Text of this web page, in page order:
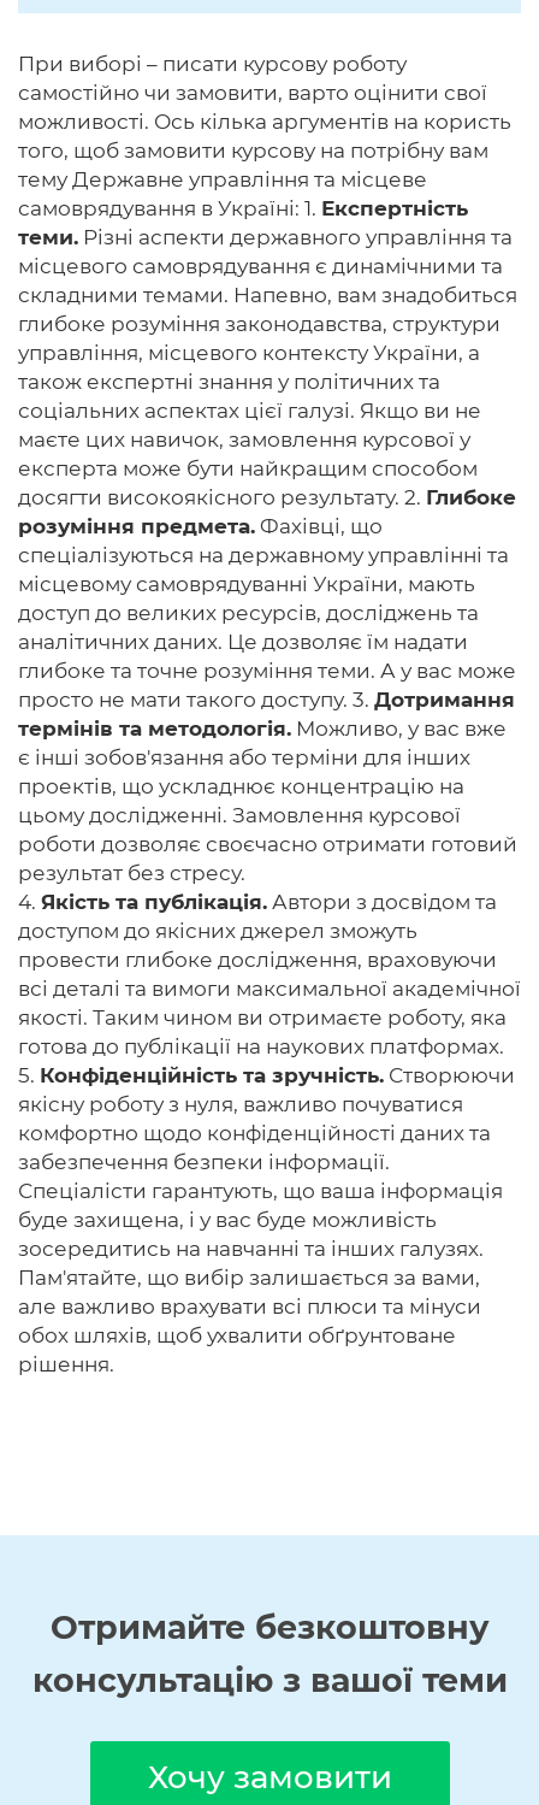
При виборі – писати курсову роботу
самостійно чи замовити, варто оцінити свої
можливості. Ось кілька аргументів на користь
того, щоб замовити курсову на потрібну вам
тему Державне управління та місцеве
самоврядування в Україні: 1. Експертність
теми. Різні аспекти державного управління та
місцевого самоврядування є динамічними та
складними темами. Напевно, вам знадобиться
глибоке розуміння законодавства, структури
управління, місцевого контексту України, а
також експертні знання у політичних та
соціальних аспектах цієї галузі. Якщо ви не
маєте цих навичок, замовлення курсової у
експерта може бути найкращим способом
досягти високоякісного результату. 2. Глибоке
розуміння предмета. Фахівці, що
спеціалізуються на державному управлінні та
місцевому самоврядуванні України, мають
доступ до великих ресурсів, досліджень та
аналітичних даних. Це дозволяє їм надати
глибоке та точне розуміння теми. А у вас може
просто не мати такого доступу. 3. Дотримання
термінів та методологія. Можливо, у вас вже
є інші зобов'язання або терміни для інших
проектів, що ускладнює концентрацію на
цьому дослідженні. Замовлення курсової
роботи дозволяє своєчасно отримати готовий
результат без стресу.
4. Якість та публікація. Автори з досвідом та
доступом до якісних джерел зможуть
провести глибоке дослідження, враховуючи
всі деталі та вимоги максимальної академічної
якості. Таким чином ви отримаєте роботу, яка
готова до публікації на наукових платформах.
5. Конфіденційність та зручність. Створюючи
якісну роботу з нуля, важливо почуватися
комфортно щодо конфіденційності даних та
забезпечення безпеки інформації.
Спеціалісти гарантують, що ваша інформація
буде захищена, і у вас буде можливість
зосередитись на навчанні та інших галузях.
Пам'ятайте, що вибір залишається за вами,
але важливо врахувати всі плюси та мінуси
обох шляхів, щоб ухвалити обґрунтоване
рішення.
Отримайте безкоштовну
консультацію з вашої теми
Хочу замовити